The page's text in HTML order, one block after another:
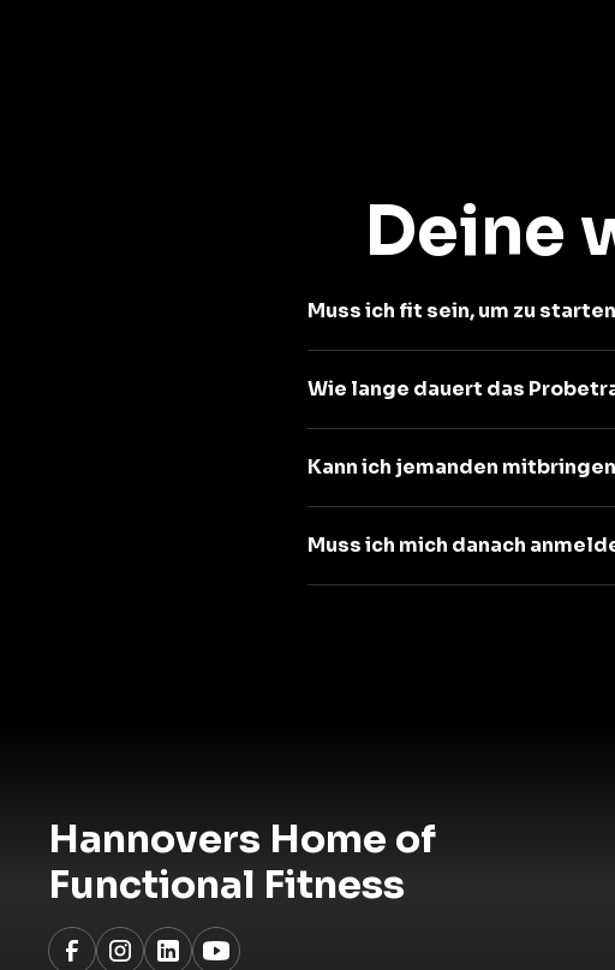
Deine
Muss ich fit sein, um zu
Wie lange dauert das
Kann ich jemanden
Muss ich mich danach
Hannovers Home of
Functional Fitness